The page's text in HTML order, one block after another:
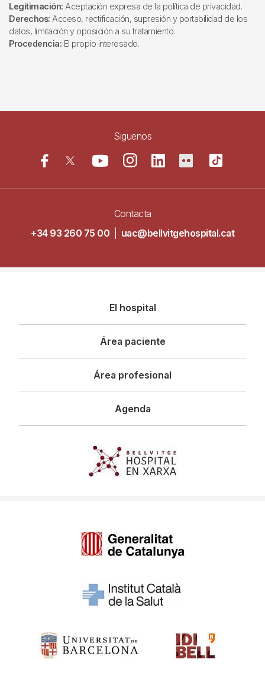
Legitimación: Aceptación expresa de la política de privacidad.
Derechos: Acceso, rectificación, supresión y portabilidad de los
datos, limitación y oposición a su tratamiento.
Procedencia: El propio interesado.
Siguenos
Contacta
+34 93 260 75 00
uac@bellvitgehospital.cat
principal
El hospital
Área paciente
Área profesional
Agenda